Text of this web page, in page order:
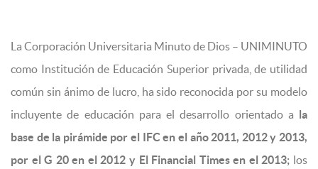
La Corporación Universitaria Minuto de Dios – UNIMINUTO
como Institución de Educación Superior privada, de utilidad
común sin ánimo de lucro, ha sido reconocida por su modelo
incluyente de educación para el desarrollo orientado a la
base de la pirámide por el IFC en el año 2011, 2012 y 2013,
por el G 20 en el 2012 y El Financial Times en el 2013; los